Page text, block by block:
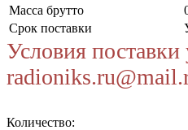
Масса брутто
Срок поставки
Условия поставки
Количество: